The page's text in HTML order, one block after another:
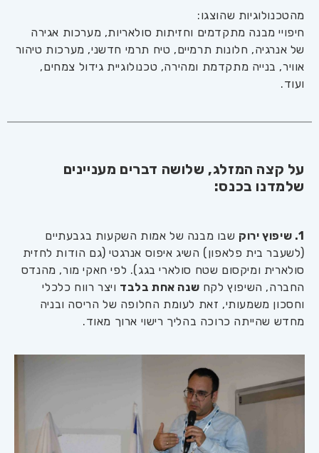
מהטכנולוגיות שהוצגו:
חיפויי מבנה מתקדמים וחזיתות סולאריות, מערכות אגירה
של אנרגיה, חלונות תרמיים, טיח תרמי חדשני, מערכות טיהור
אוויר, בנייה מתקדמת ומהירה, טכנולוגיית גידול צמחים,
ועוד.
על קצה המזלג, שלושה דברים מעניינים
שלמדנו בכנס:
1. שיפוץ ירוק
שבו מבנה של אמות השקעות בגבעתיים
(לשעבר בית פלאפון) השיג איפוס אנרגטי (גם הודות לחזית
סולארית ומיקסום שטח סולארי בגג). לפי חאקי מור, מהנדס
החברה, השיפוץ לקח שנה אחת בלבד ויצר רווח כלכלי
וחסכון משמעותי, זאת לעומת החלופה של הריסה ובניה
מחדש שהייתה כרוכה בהליך רישוי ארוך מאוד.